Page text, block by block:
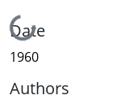
Loading...
Date
1960
Authors